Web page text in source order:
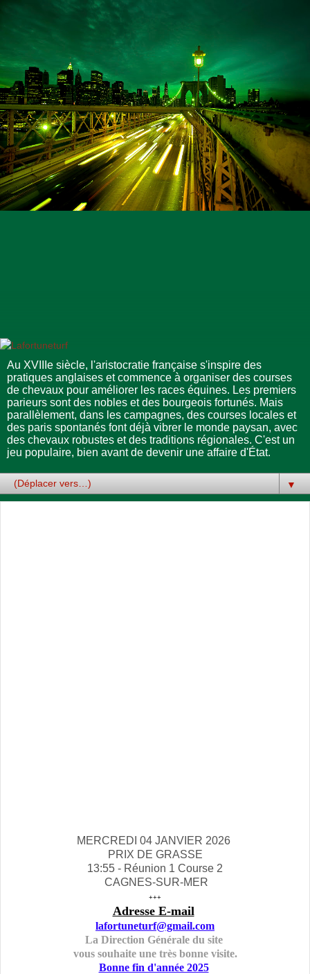
Au XVIIIe siècle, l'aristocratie française s'inspire des
pratiques anglaises et commence à organiser des courses
de chevaux pour améliorer les races équines. Les premiers
parieurs sont des nobles et des bourgeois fortunés. Mais
parallèlement, dans les campagnes, des courses locales et
des paris spontanés font déjà vibrer le monde paysan, avec
des chevaux robustes et des traditions régionales. C'est un
jeu populaire, bien avant de devenir une affaire d'État.
▼
MERCREDI 04 JANVIER 2026
PRIX DE GRASSE
13:55 - Réunion 1 Course 2
CAGNES-SUR-MER
+++
Adresse E-mail
lafortuneturf@gmail.com
La Direction Générale du site
vous souhaite une très bonne visite.
Bonne fin d'année 2025